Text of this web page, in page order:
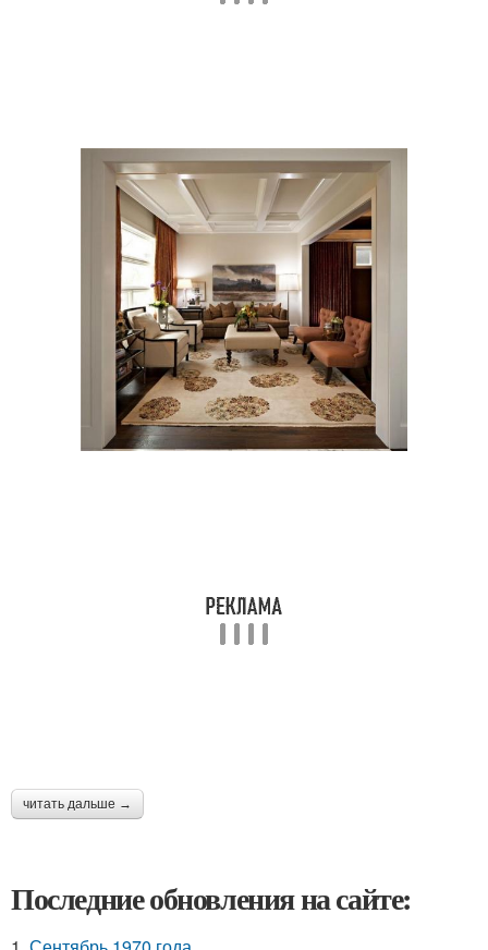
читать дальше →
Последние обновления на сайте: